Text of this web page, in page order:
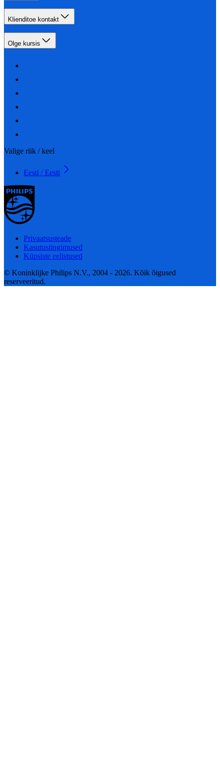
Klienditoe kontakt
Olge kursis
Valige riik / keel
Eesti / Eesti
Privaatsusteade
Kasutustingimused
Küpsiste eelistused
© Koninklijke Philips N.V., 2004 - 2026. Kõik õigused
reserveeritud.